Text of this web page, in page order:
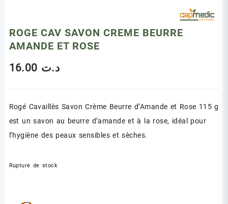
ROGE CAV SAVON CREME BEURRE
AMANDE ET ROSE
د.ت
Rogé Cavaillès Savon Crème Beurre d’Amande et Rose 115 g
est un savon au beurre d’amande et à la rose, idéal pour
l’hygiène des peaux sensibles et sèches.
Rupture de stock